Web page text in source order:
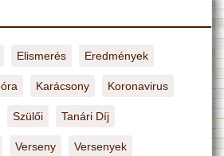
Elismerés Eredmények
Karácsony Koronavirus
Szülői Tanári Díj
Verseny Versenyek